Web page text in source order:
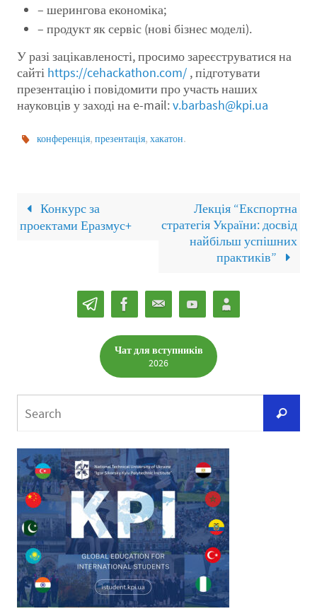
– шерингова економіка;
– продукт як сервіс (нові бізнес моделі).
У разі зацікавленості, просимо зареєструватися на
сайті https://cehackathon.com/ , підготувати
презентацію і повідомити про участь наших
науковців у заході на e-mail:v.barbash@kpi.ua
конференція,презентація,хакатон.
Конкурс за
проектами Еразмус+
Лекція “Експортна
стратегія України: досвід
найбільш успішних
практиків”
Чат для вступників
2026